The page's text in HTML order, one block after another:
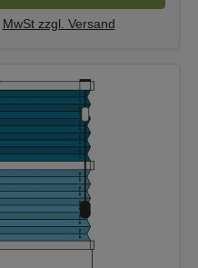
MwSt zzgl. Versand